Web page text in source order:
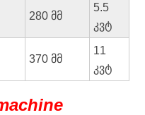
280 მმ
5.5
კვტ
370 მმ
11
კვტ